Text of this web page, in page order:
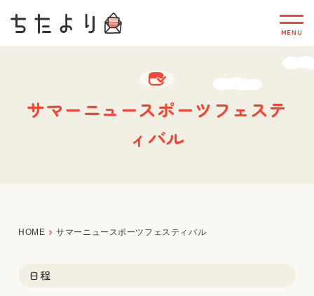
サマーニュースポーツフェステ
ィバル
HOME サマーニュースポーツフェスティバル
日程